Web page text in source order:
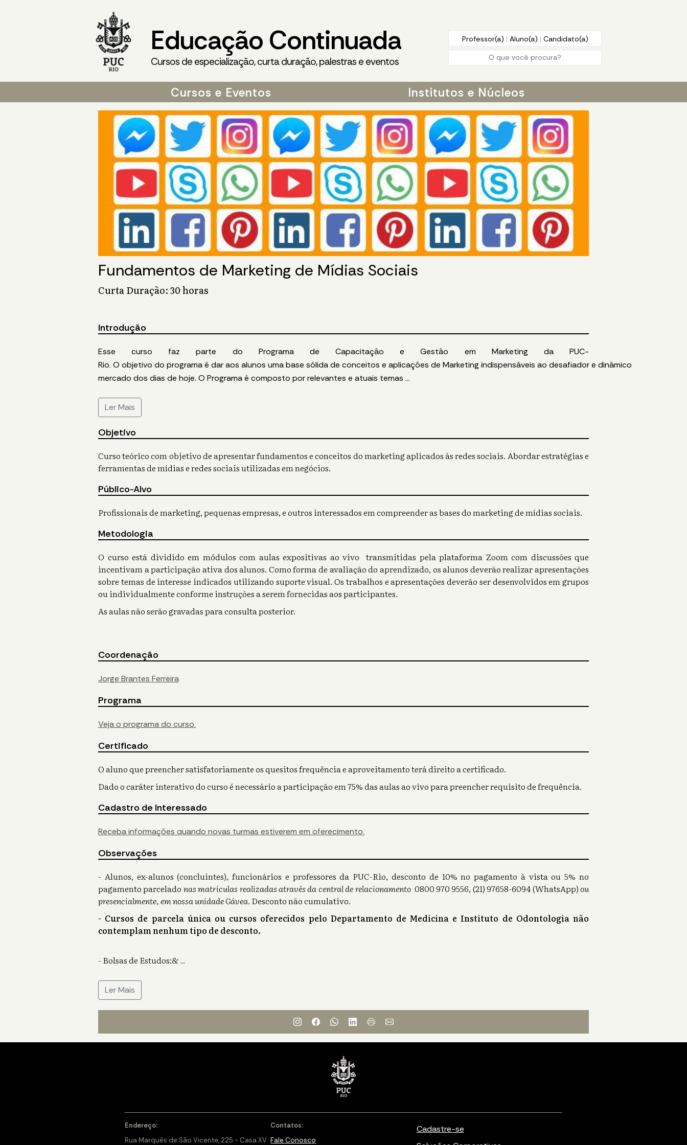
Educação Continuada
Cursos de especialização, curta duração, palestras e eventos
Professor(a) | Aluno(a) | Candidato(a)
Cursos e Eventos Institutos e Núcleos
Fundamentos de Marketing de Mídias Sociais
Curta Duração: 30 horas
Introdução
Esse curso faz parte do ProgramadeCapacitação e Gestão em Marketing da PUC-
Rio. O objetivo do programaé daraos alunos umabase sólidade conceitos e aplicações de Marketing indispensáveis ao desafiadore dinâmico
mercado dos dias de hoje. O Programaé composto por relevantes e atuais temas ...
Ler Mais
Objetivo
Curso teórico com objetivo de apresentar fundamentos e conceitos do marketing aplicados às redes sociais. Abordar estratégias e
ferramentas de mídias e redes sociais utilizadas em negócios.
Público-Alvo
Profissionais de marketing, pequenas empresas, e outros interessados em compreender as bases do marketing de mídias sociais.
Metodologia
O curso está dividido em módulos com aulas expositivas ao vivo transmitidas pela plataforma Zoom com discussões que
incentivam a participação ativa dos alunos. Como forma de avaliação do aprendizado, os alunos deverão realizar apresentações
sobre temas de interesse indicados utilizando suporte visual. Os trabalhos e apresentações deverão ser desenvolvidos em grupos
ou individualmente conforme instruções a serem fornecidas aos participantes.
As aulas não serão gravadas para consulta posterior.
Coordenação
Jorge Brantes Ferreira
Programa
Veja o programa do curso.
Certificado
O aluno que preencher satisfatoriamente os quesitos frequência e aproveitamento terá direito a certificado.
Dado o caráter interativo do curso é necessário a participação em 75% das aulas ao vivo para preencher requisito de frequência.
Cadastro de Interessado
Receba informações quando novas turmas estiverem em oferecimento.
Observações
- Alunos, ex-alunos (concluintes), funcionários e professores da PUC-Rio, desconto de 10% no pagamento à vista ou 5% no
pagamento parcelado nas matriculas realizadas através da central de relacionamento0800 970 9556, (21) 97658-6094 (WhatsApp)ou
presencialmente, em nossa unidade Gávea.Desconto não cumulativo.
- Cursos de parcela única ou cursos oferecidos pelo Departamento de Medicina e Instituto de Odontologia não
contemplam nenhum tipo de desconto.
- Bolsas de Estudos:&...
Ler Mais
Endereço:
Rua Marquês de São Vicente, 225 - Casa XV
Contatos:
Fale Conosco
Cadastre-se